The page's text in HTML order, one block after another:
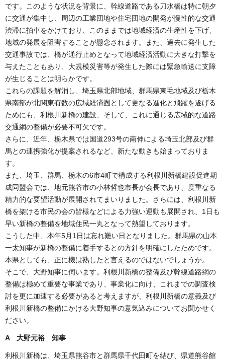
です。このような状況を背景に、幹線道路である刀水橋は特に朝夕
に交通が集中し、周辺の工業団地や住宅団地の開発が慢性的な交通
渋滞に拍車をかけており、このままでは地域経済の生産性を下げ、
地域の発展を阻害することが懸念されます。また、過去に発生した
交通事故では、橋が通行止めとなって地域経済活動に大きな打撃を
与えたこともあり、大規模災害等が発生した際には緊急輸送に支障
が生じることは明らかです。
これらの課題を解消し、埼玉県北部地域、群馬県東毛地域及び栃木
県南部が北関東有数の広域経済圏として更なる進化と飛躍を遂げる
ためにも、利根川新橋の建設、そして、これに通じる広域的な道路
交通網の整備が必要不可欠です。
さらに、近年、栃木県では国道293号の南伸による埼玉北部及び群
馬との連携強化が提案されるなど、新たな動きも始まっておりま
す。
また、埼玉、群馬、栃木の6市4町で構成する利根川新橋建設促進期
成同盟会では、地元熊谷市の小林哲也市長が会長であり、度重なる
精力的な要望活動が展開されてまいりました。さらには、利根川新
橋を架ける市民の会の皆様などによる力強い運動も展開され、1日も
早い新橋の整備を地域住民一丸となって熱望しております。
こうした中、本年5月1日は忘れ難い日となりました。群馬県の山本
一太知事が新橋の整備に着手するとの方針を明確にしたためです。
本県としても、正に機は熟したと言えるのではないでしょうか。
そこで、大野知事に伺います。利根川新橋の整備及び幹線道路網の
整備は極めて重要な事業であり、事業化に向け、これまでの調査検
討を更に加速する必要があると考えますが、利根川新橋の意義及び
利根川新橋の整備にかける大野知事の意気込みについてお聞かせく
ださい。
A 大野元裕 知事
利根川新橋は、埼玉県熊谷市と群馬県千代田町を結び、県道熊谷館